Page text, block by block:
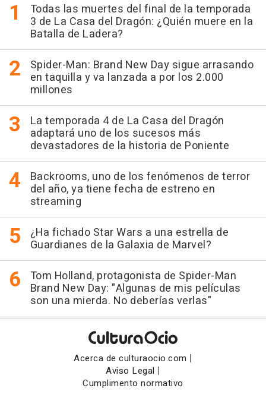
Todas las muertes del final de la temporada
3 de La Casa del Dragón: ¿Quién muere en la
Batalla de Ladera?
Spider-Man: Brand New Day sigue arrasando
en taquilla y va lanzada a por los 2.000
millones
La temporada 4 de La Casa del Dragón
adaptará uno de los sucesos más
devastadores de la historia de Poniente
Backrooms, uno de los fenómenos de terror
del año, ya tiene fecha de estreno en
streaming
¿Ha fichado Star Wars a una estrella de
Guardianes de la Galaxia de Marvel?
Tom Holland, protagonista de Spider-Man
Brand New Day: "Algunas de mis películas
son una mierda. No deberías verlas"
Acerca de culturaocio.com |
Aviso Legal |
Cumplimento normativo